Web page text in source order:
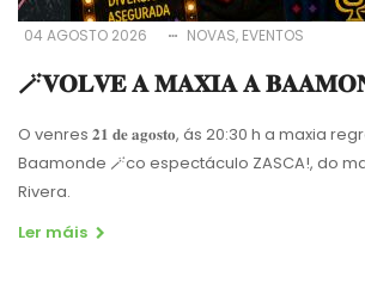
04 AGOSTO 2026 NOVAS EVENTOS
🪄𝐕𝐎𝐋𝐕𝐄 𝐀 𝐌𝐀𝐗𝐈𝐀 𝐀
O venres 𝟐𝟏 𝐝𝐞 𝐚𝐠𝐨𝐬𝐭𝐨, ás 20:30 h a maxia
Baamonde 🪄co espectáculo ZASCA!, do
Rivera.
Ler máis